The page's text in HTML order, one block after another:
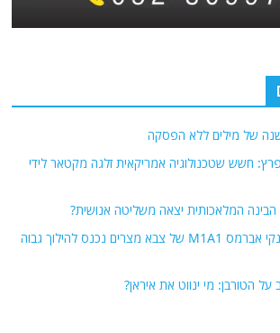
חשש שטכנולוגיה אמריקאית זלגה מקטאר לידי
המלאכותית יצאה משליטה אנושית?
פרוייקט שידרוג 555 טנקי אברמס M1A1 של צבא מצרים נכנס להילוך גבוה
הטורבן: מי ינווט את איראן?